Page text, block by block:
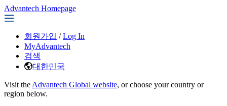
Advantech Homepage
회원가입 / Log In
MyAdvantech
검색
대한민국
Visit the Advantech Global website, or choose your country or
region below.